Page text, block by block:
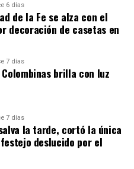
COLOMBINAS
6 días
de la Fe se alza con el
decoración de casetas en
7 días
Colombinas brilla con luz
7 días
la tarde, cortó la única
deslucido por el